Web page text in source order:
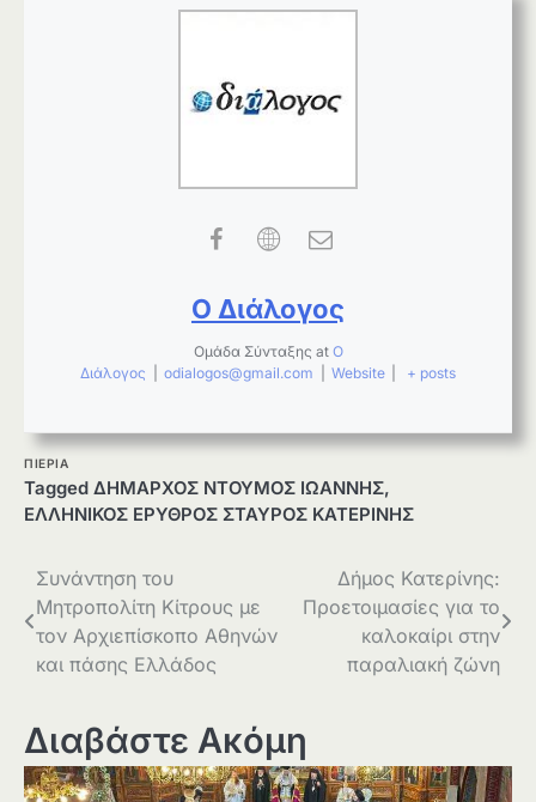
Ο Διάλογος
Ομάδα Σύνταξης at Ο
Διάλογος
odialogos@gmail.com Website + posts
ΠΙΕΡΙΑ
Tagged ΔΗΜΑΡΧΟΣ ΝΤΟΥΜΟΣ ΙΩΑΝΝΗΣ,
ΕΛΛΗΝΙΚΟΣ ΕΡΥΘΡΟΣ ΣΤΑΥΡΟΣ ΚΑΤΕΡΙΝΗΣ
Πλοήγηση
άρθρων
Συνάντηση του
Μητροπολίτη Κίτρους με
τον Αρχιεπίσκοπο Αθηνών
και πάσης Ελλάδος
Δήμος Κατερίνης:
Προετοιμασίες για το
καλοκαίρι στην
παραλιακή ζώνη
Διαβάστε Ακόμη